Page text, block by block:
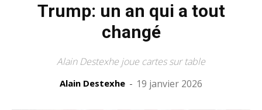
Trump: un an qui a tout
changé
Alain Destexhe joue cartes sur table
Alain Destexhe - 19 janvier 2026